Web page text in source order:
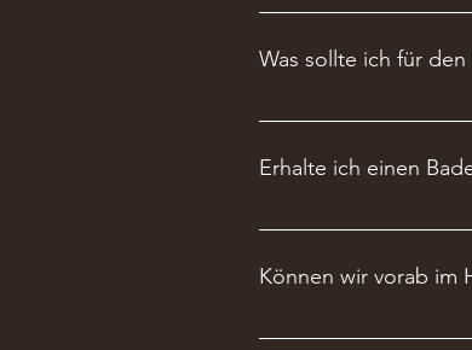
Stornierungen vom
Was sollte ich für den
Lediglich Badehose/
Erhalte ich einen
Beim Check-In zum
Können wir vorab im
Das Frühstück bieten